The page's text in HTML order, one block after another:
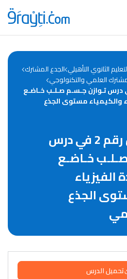
Catégories
d'actualités
الثانوي التأهيلي الجدع المشترك
العلمي والتكنولوجي
تمرين رقم 2 في درس تـوازن جـسـم صـلـب خـاضـع
والكيمياء مستوى الجذع
تصحيح تمرين رقم 2 في درس
خـاضـع
الفيزياء
الجذع
تحميل الدرس